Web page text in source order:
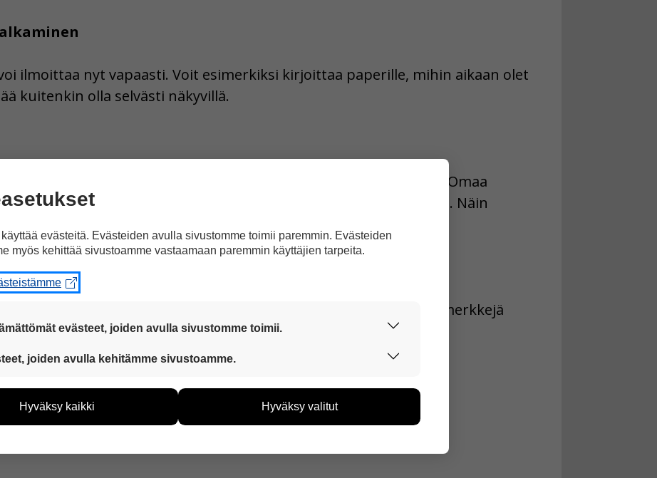
ilmoittaa nyt vapaasti. Voit esimerkiksi kirjoittaa paperille, mihin aikaan olet
kuitenkin olla selvästi näkyvillä.
sitä, että toisten ihmisten toimintaa pitää arvioida ennalta. Omaa
silloin, jos näkee, että toinen tekee virheitä liikenteessä. Näin
otettiin käyttöön noin 50. Lisäksi joitakin vanhoja liikennemerkkejä
esimerkiksi:
evästeitä. Evästeiden avulla sivustomme toimii paremmin. Evästeiden
myös kehittää sivustoamme vastaamaan paremmin käyttäjien tarpeita.
evästeet, joiden avulla sivustomme toimii.
ovat aina käytössä, jotta sivustoamme voi käyttää sujuvasti ja turvallisesti.
joiden avulla kehitämme sivustoamme.
sivustoamme vastaamaan paremmin käyttäjien tarpeita. Tietoa kerätään
kävijämääristä ja siitä, mitä sivuja käytetään ja miten sivuilla liikutaan. Emme
kerää henkilötietoja kuten nimiä, eikä tietoja voi yhdistää yksittäiseen
Hyväksy kaikki Hyväksy valitut